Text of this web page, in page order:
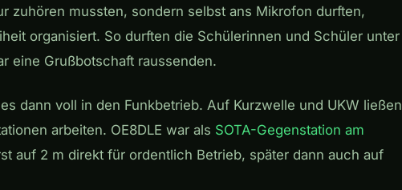
zuhören mussten, sondern selbst ans Mikrofon durften,
organisiert. So durften die Schülerinnen und Schüler unter
eine Grußbotschaft raussenden.
dann voll in den Funkbetrieb. Auf Kurzwelle und UKW ließen
arbeiten. OE8DLE war als SOTA-Gegenstation am
auf 2 m direkt für ordentlich Betrieb, später dann auch auf